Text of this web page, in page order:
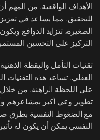
الأهداف الواقعية. من المهم
للتحقيق، مما يساعد في
الصغيرة، تتزايد الدوافع
التركيز على التحسين
تقنيات التأمل واليقظة
العقلي. تساعد هذه التقنيات
على اللحظة الراهنة. من
تطوير وعي أكبر بمشاعرهم
مع الضغوط النفسية بطرق
النفسي يمكن أن يكون له